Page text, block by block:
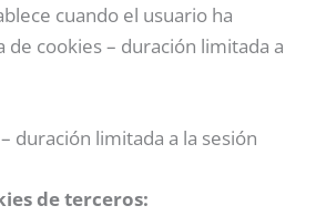
cuando el usuario ha
de cookies – duración limitada a
duración limitada a la sesión
de terceros: